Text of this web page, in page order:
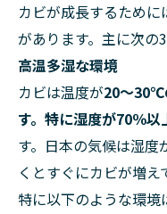
カビが成長するため
があります。主に次の
高温多湿な環境
カビは温度が20〜30℃
す。特に湿度が70％以
す。日本の気候は湿
くとすぐにカビが増え
特に以下のような環